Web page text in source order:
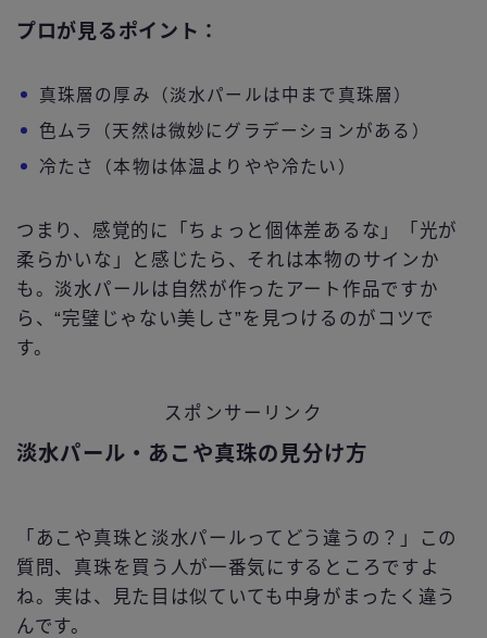
プロが見るポイント：
真珠層の厚み（淡水パールは中まで真珠層）
色ムラ（天然は微妙にグラデーションがある）
冷たさ（本物は体温よりやや冷たい）
つまり、感覚的に「ちょっと個体差あるな」「光が
柔らかいな」と感じたら、それは本物のサインか
も。淡水パールは自然が作ったアート作品ですか
ら、“完璧じゃない美しさ”を見つけるのがコツで
す。
スポンサーリンク
淡水パール・あこや真珠の見分け方
「あこや真珠と淡水パールってどう違うの？」この
質問、真珠を買う人が一番気にするところですよ
ね。実は、見た目は似ていても中身がまったく違う
んです。